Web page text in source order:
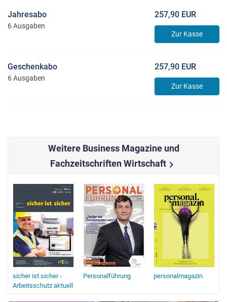
Jahresabo
6 Ausgaben
257,90 EUR
Zur Kasse
Geschenkabo
6 Ausgaben
257,90 EUR
Zur Kasse
Weitere Business Magazine und
Fachzeitschriften Wirtschaftchevron_right
sicher ist sicher -
Arbeitsschutz aktuell
Personalführung personalmagazin